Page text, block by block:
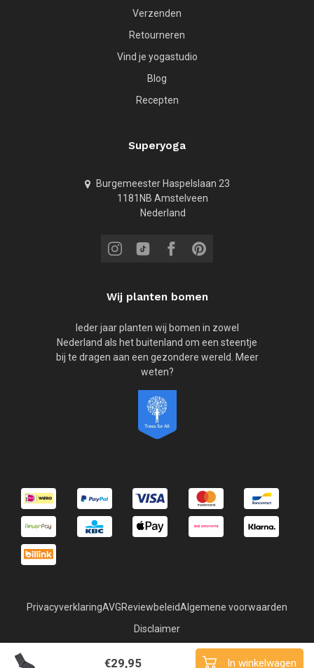
€29,95 In winkelwagen
Verzenden
Retourneren
Vind je yogastudio
Blog
Recepten
Superyoga
Burgemeester Haspelslaan 23
1181NB Amstelveen
Nederland
Wij planten bomen
Ieder jaar planten wij bomen in zowel
Nederland als het buitenland om een steentje
bij te dragen aan een gezondere wereld. Meer
weten?
PrivacyverklaringAVGReviewbeleidAlgemene voorwaarden
Disclaimer
© Copyright 2026 Superyoga